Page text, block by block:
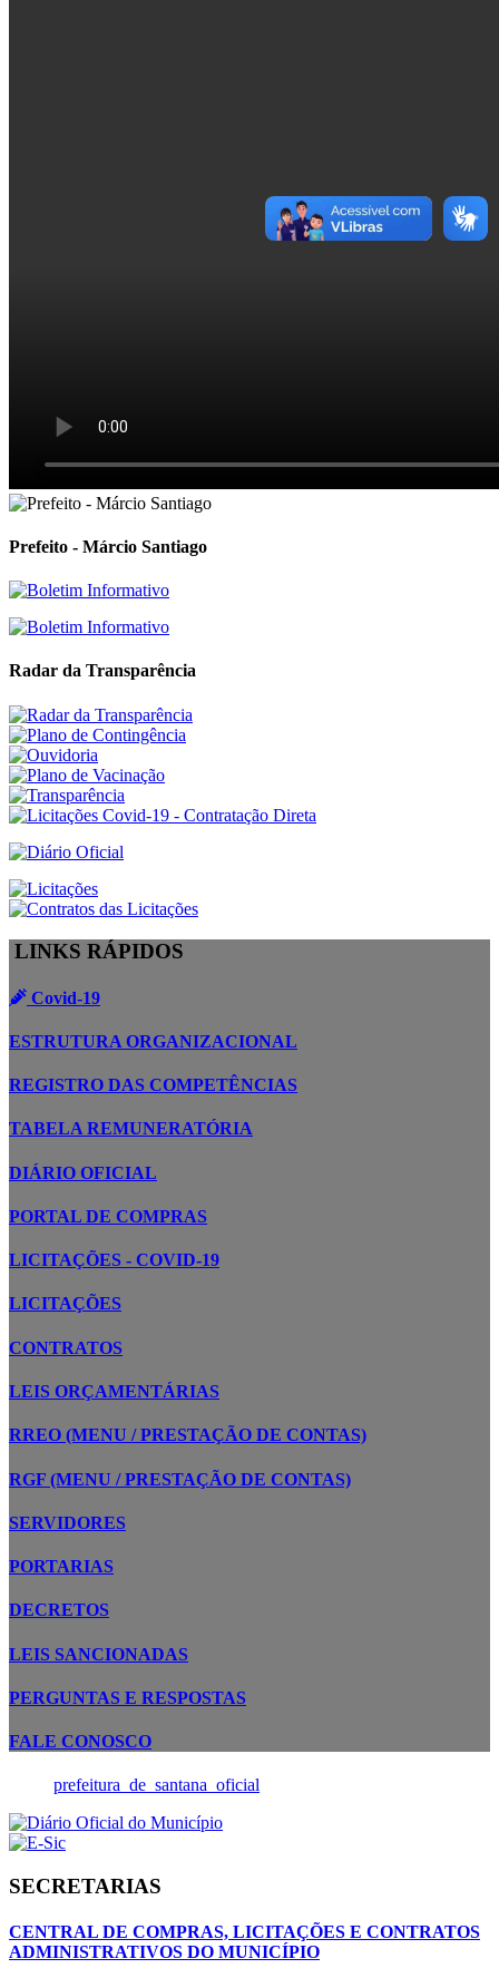
Prefeito - Márcio Santiago
Radar da Transparência
LINKS RÁPIDOS
Covid-19
ESTRUTURA ORGANIZACIONAL
REGISTRO DAS COMPETÊNCIAS
TABELA REMUNERATÓRIA
DIÁRIO OFICIAL
PORTAL DE COMPRAS
LICITAÇÕES - COVID-19
LICITAÇÕES
CONTRATOS
LEIS ORÇAMENTÁRIAS
RREO (MENU / PRESTAÇÃO DE CONTAS)
RGF (MENU / PRESTAÇÃO DE CONTAS)
SERVIDORES
PORTARIAS
DECRETOS
LEIS SANCIONADAS
PERGUNTAS E RESPOSTAS
FALE CONOSCO
prefeitura_de_santana_oficial
SECRETARIAS
CENTRAL DE COMPRAS, LICITAÇÕES E CONTRATOS
ADMINISTRATIVOS DO MUNICÍPIO